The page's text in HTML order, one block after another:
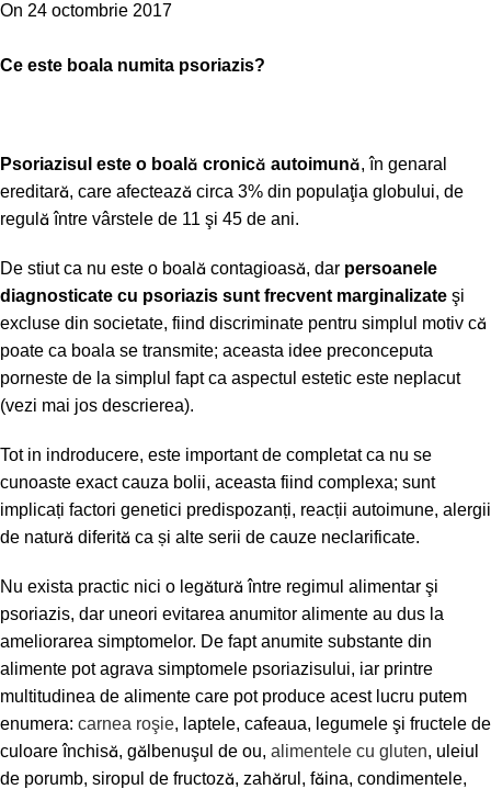
On 24 octombrie 2017
Ce este boala numita psoriazis?
Psoriazisul este o boală cronică autoimună, în genaral
ereditară, care afectează circa 3% din populaţia globului, de
regulă între vârstele de 11 şi 45 de ani.
De stiut ca nu este o boală contagioasă, dar persoanele
diagnosticate cu psoriazis sunt frecvent marginalizate şi
excluse din societate, fiind discriminate pentru simplul motiv că
poate ca boala se transmite; aceasta idee preconceputa
porneste de la simplul fapt ca aspectul estetic este neplacut
(vezi mai jos descrierea).
Tot in indroducere, este important de completat ca nu se
cunoaste exact cauza bolii, aceasta fiind complexa; sunt
implicați factori genetici predispozanți, reacții autoimune, alergii
de natură diferită ca și alte serii de cauze neclarificate.
Nu exista practic nici o legătură între regimul alimentar şi
psoriazis, dar uneori evitarea anumitor alimente au dus la
ameliorarea simptomelor. De fapt anumite substante din
alimente pot agrava simptomele psoriazisului, iar printre
multitudinea de alimente care pot produce acest lucru putem
enumera: carnea roşie, laptele, cafeaua, legumele şi fructele de
culoare închisă, gălbenuşul de ou, alimentele cu gluten, uleiul
de porumb, siropul de fructoză, zahărul, făina, condimentele,